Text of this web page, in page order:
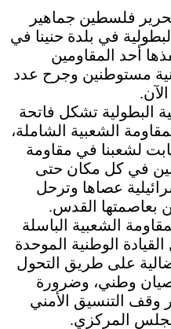
فلسطين جماهير
في بلدة حنينا في
أحد المقاومين
مستوطنين وجرح عدد
البطولية تشكل فاتحة
الشعبية الشاملة،
لشعبنا في مقاومة
في كل مكان حتى
عصاها وترحل
بعاصمتها القدس.
الشعبية الباسلة
الوطنية الموحدة
على طريق التحول
وطني، وضرورة
وقف التنسيق الأمني
المركزي.